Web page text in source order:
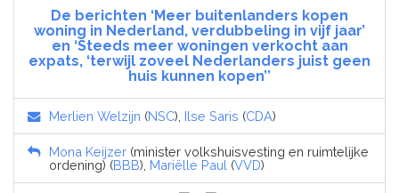
De berichten ‘Meer buitenlanders kopen
woning in Nederland, verdubbeling in vijf jaar’
en ‘Steeds meer woningen verkocht aan
expats, ‘terwijl zoveel Nederlanders juist geen
huis kunnen kopen’’
Merlien Welzijn (NSC), Ilse Saris (CDA)
Mona Keijzer (minister volkshuisvesting en ruimtelijke
ordening) (BBB), Mariëlle Paul (VVD)